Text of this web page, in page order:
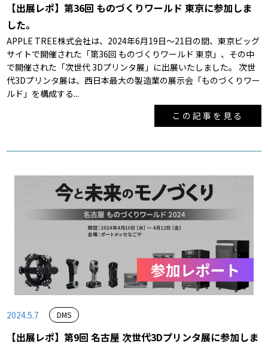
【出展レポ】第36回 ものづくりワールド 東京に参加しま
した。
APPLE TREE株式会社は、2024年6月19日～21日の間、東京ビッグ
サイトで開催された「第36回 ものづくりワールド 東京」、その中
で開催された「次世代 3Dプリンタ展」に出展いたしました。 次世
代3Dプリンタ展は、西日本最大の製造業の展示会「ものづくりワー
ルド」を構成する...
この記事を見る
2024.5.7 DMS
【出展レポ】第9回 名古屋 次世代3Dプリンタ展に参加しま